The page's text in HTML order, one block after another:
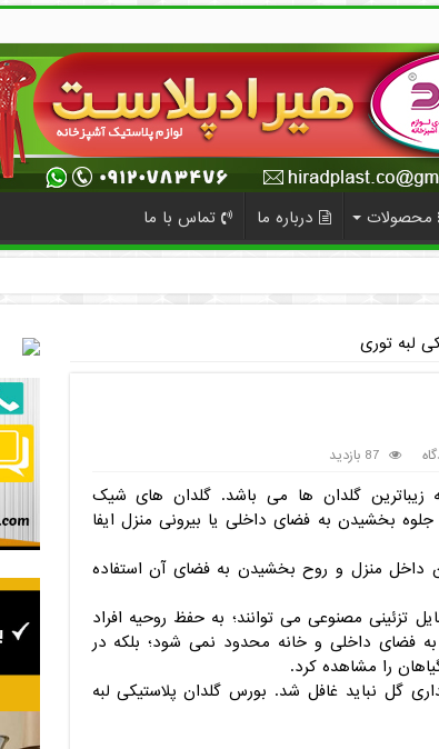
محصولات درباره ما تماس با ما
لبه توری
87 بازدید
زیباترین گلدان ها می باشد. گلدان های شیک
بخشیدن به فضای داخلی یا بیرونی منزل ایفا
داخل منزل و روح بخشیدن به فضای آن استفاده
تزئینی مصنوعی می توانند؛ به حفظ روحیه افراد
فضای داخلی و خانه محدود نمی شود؛ بلکه در
را مشاهده کرد.
گل نباید غافل شد. بورس گلدان پلاستیکی لبه